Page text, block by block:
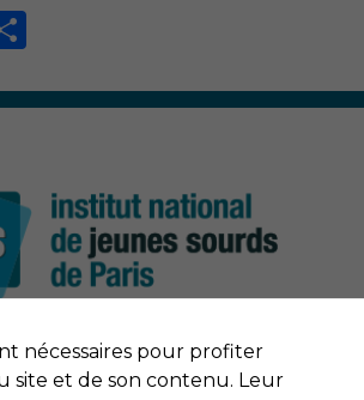
NOUS CONTACTER
nécessaires pour profiter
site et de son contenu. Leur
Nécessaire
Ces cookies ne
sont nécessaires
au